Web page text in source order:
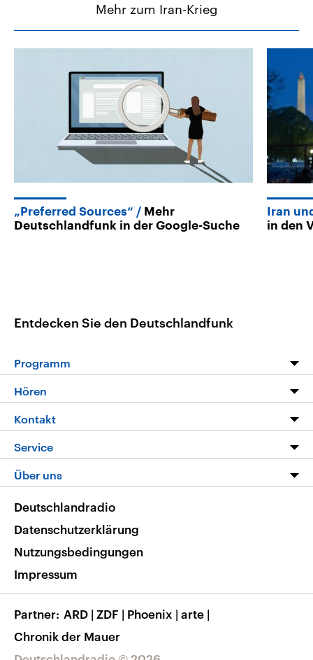
Mehr zum Iran-Krieg
„Preferred Sources“
Mehr
Deutschlandfunk in der Google-Suche
Iran
in den
Entdecken Sie den Deutschlandfunk
Programm
Programm
Die Nachrichten
Nachrichtenleicht
Neue Beiträge auf dlf.de
Hören
Livestream
Podcasts
Deutschlandfunk App
Nachrichten App
Frequenzen
Kontakt
Hörerservice
Service
FAQ
Veranstaltungen
Musikliste
RSS
Über uns
Barrierefreiheit
Deutschlandradio
Datenschutzerklärung
Nutzungsbedingungen
Impressum
Partner ARD | ZDF | Phoenix | arte |
Chronik der Mauer